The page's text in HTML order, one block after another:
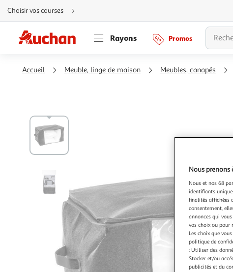
Aller
directement
au
Aller
directement
à
Aller
directement
Choisir vos courses
Rayons Promos
Accueil Meuble, linge de maison Meubles, canapés
Nous prenons
Nous et nos 68
identifiants
finalités affichées
consentement,
annonces qui
vos choix ou pour
Les choix que
politique de
: Utiliser des
Stocker et/ou
publicités et du